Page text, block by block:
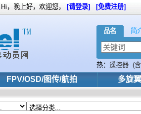
品名 简
热： 遥控器 (
4mm 中特威
FPV/OSD/图传/航拍 多旋
Hi，晚上好，欢迎您， [请登录] [免费注册]